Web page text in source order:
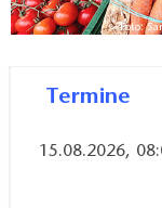
Foto:
Termine
15.08.2026,